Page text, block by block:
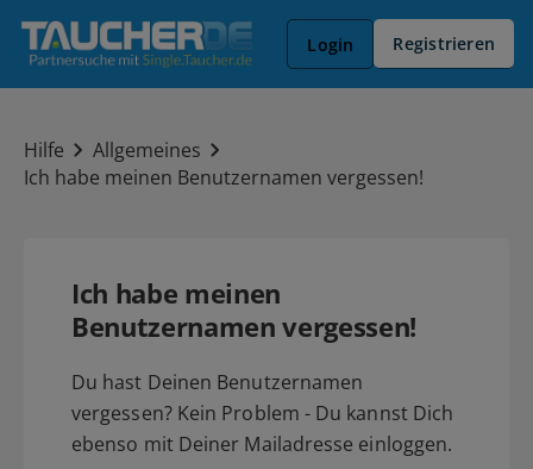
Login Registrieren
Hilfe
Allgemeines
Ich habe meinen Benutzernamen vergessen!
Ich habe meinen
Benutzernamen vergessen!
Du hast Deinen Benutzernamen
vergessen? Kein Problem - Du kannst Dich
ebenso mit Deiner Mailadresse einloggen.